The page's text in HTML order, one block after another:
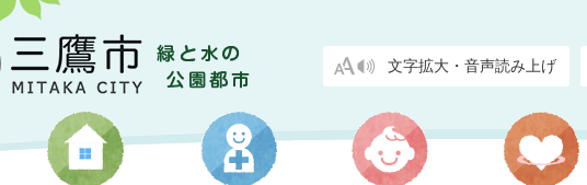
文字拡大・音声読み上げ